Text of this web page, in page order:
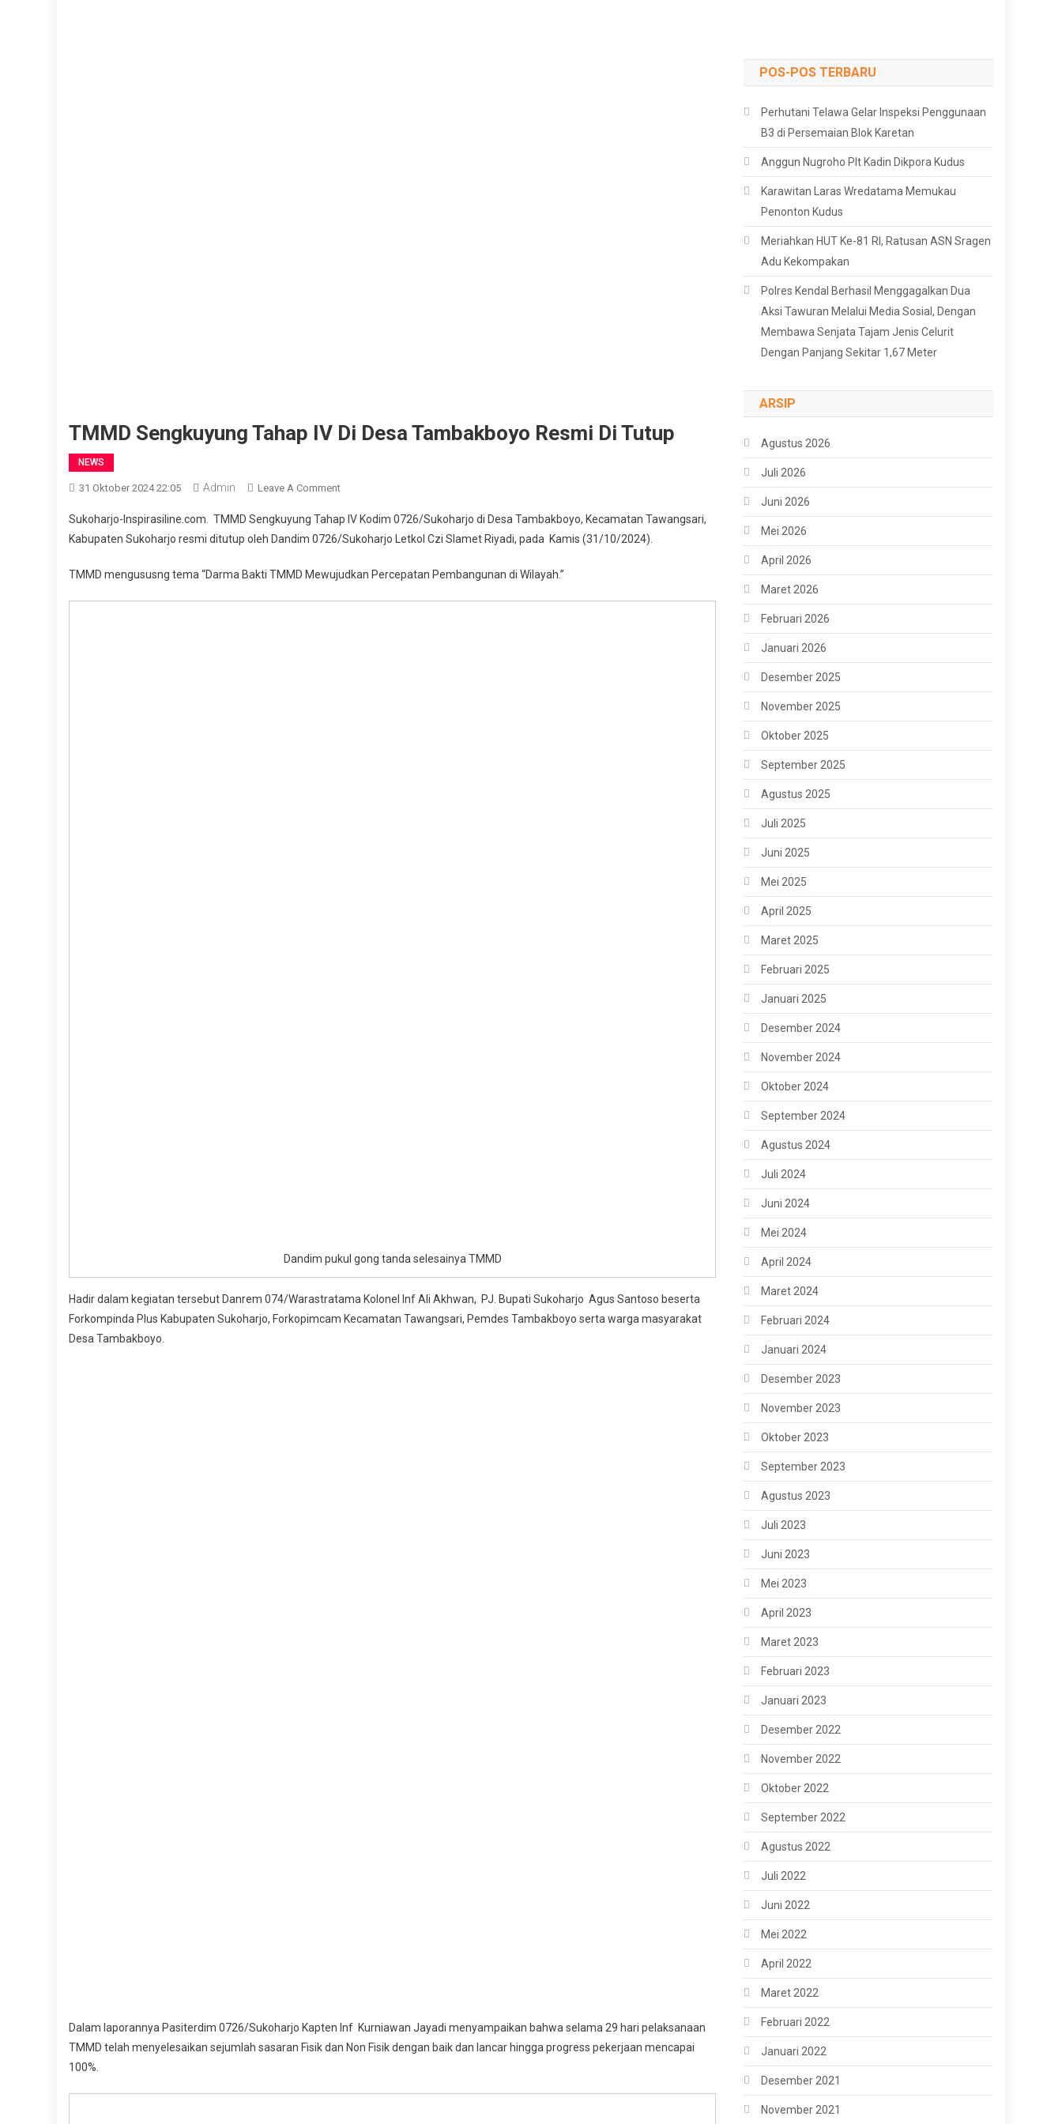
TMMD Sengkuyung Tahap IV Di Desa Tambakboyo Resmi Di Tutup
NEWS
31 Oktober 2024 22:05 Admin Leave A CommentOn
Sengkuyung
Tahap
Di
Sukoharjo-Inspirasiline.com. TMMD Sengkuyung Tahap IV Kodim 0726/Sukoharjo di Desa Tambakboyo, Kecamatan Tawangsari,
Kabupaten Sukoharjo resmi ditutup oleh Dandim 0726/Sukoharjo Letkol Czi Slamet Riyadi, pada Kamis (31/10/2024).
TMMD mengususng tema “Darma Bakti TMMD Mewujudkan Percepatan Pembangunan di Wilayah.”
Dandim pukul gong tanda selesainya TMMD
Hadir dalam kegiatan tersebut Danrem 074/Warastratama Kolonel Inf Ali Akhwan, PJ. Bupati Sukoharjo Agus Santoso beserta
Forkompinda Plus Kabupaten Sukoharjo, Forkopimcam Kecamatan Tawangsari, Pemdes Tambakboyo serta warga masyarakat
Desa Tambakboyo.
Dalam laporannya Pasiterdim 0726/Sukoharjo Kapten Inf Kurniawan Jayadi menyampaikan bahwa selama 29 hari pelaksanaan
TMMD telah menyelesaikan sejumlah sasaran Fisik dan Non Fisik dengan baik dan lancar hingga progress pekerjaan mencapai
100%.
POS-POS TERBARU
Perhutani Telawa Gelar Inspeksi Penggunaan
B3 di Persemaian Blok Karetan
Anggun Nugroho Plt Kadin Dikpora Kudus
Karawitan Laras Wredatama Memukau
Penonton Kudus
Meriahkan HUT Ke-81 RI, Ratusan ASN Sragen
Adu Kekompakan
Polres Kendal Berhasil Menggagalkan Dua
Aksi Tawuran Melalui Media Sosial, Dengan
Membawa Senjata Tajam Jenis Celurit
Dengan Panjang Sekitar 1,67 Meter
ARSIP
Agustus 2026
Juli 2026
Juni 2026
Mei 2026
April 2026
Maret 2026
Februari 2026
Januari 2026
Desember 2025
November 2025
Oktober 2025
September 2025
Agustus 2025
Juli 2025
Juni 2025
Mei 2025
April 2025
Maret 2025
Februari 2025
Januari 2025
Desember 2024
November 2024
Oktober 2024
September 2024
Agustus 2024
Juli 2024
Juni 2024
Mei 2024
April 2024
Maret 2024
Februari 2024
Januari 2024
Desember 2023
November 2023
Oktober 2023
September 2023
Agustus 2023
Juli 2023
Juni 2023
Mei 2023
April 2023
Maret 2023
Februari 2023
Januari 2023
Desember 2022
November 2022
Oktober 2022
September 2022
Agustus 2022
Juli 2022
Juni 2022
Mei 2022
April 2022
Maret 2022
Februari 2022
Januari 2022
Desember 2021
November 2021